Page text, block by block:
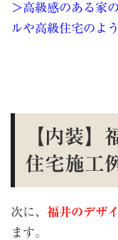
＞高級感のある家
ルや高級住宅のよ
【内装】
住宅施工
次に、 福井のデザ
ます。